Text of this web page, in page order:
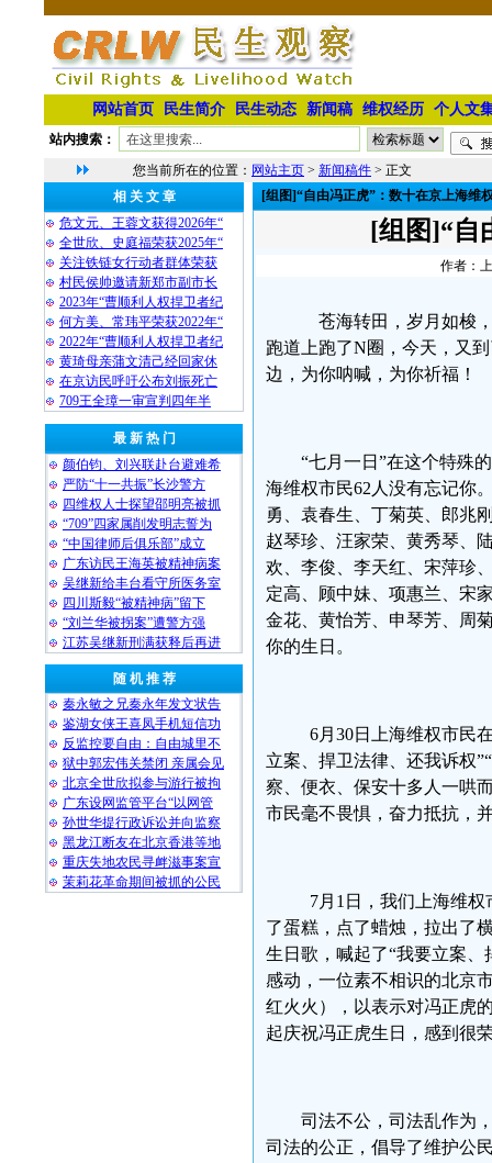
网站首页 民生简介 民生动态 新闻稿 维权经历 个人文
站内搜索：
您当前所在的位置： 网站主页 > 新闻稿件 > 正文
相 关 文 章
危文元、王蓉文获得2026年“
全世欣、史庭福荣获2025年“
关注铁链女行动者群体荣获
村民侯帅邀请新郑市副市长
2023年“曹顺利人权捍卫者纪
何方美、常玮平荣获2022年“
2022年“曹顺利人权捍卫者纪
黄琦母亲蒲文清己经回家休
在京访民呼吁公布刘振死亡
709王全璋一审宣判四年半
最 新 热 门
颜伯钧、刘兴联赴台避难希
严防“十一共振”长沙警方
四维权人士探望邵明亮被抓
“709”四家属削发明志誓为
“中国律师后俱乐部”成立
广东访民王海英被精神病案
吴继新给丰台看守所医务室
四川斯毅“被精神病”留下
“刘兰华被拐案”遭警方强
江苏吴继新刑满获释后再进
随 机 推 荐
秦永敏之兄秦永年发文状告
鉴湖女侠王喜凤手机短信功
反监控要自由：自由城里不
狱中郭宏伟关禁闭 亲属会见
北京全世欣拟参与游行被拘
广东设网监管平台“以网管
孙世华提行政诉讼并向监察
黑龙江断友在北京香港等地
重庆失地农民寻衅滋事案宣
茉莉花革命期间被抓的公民
[组图]“自由冯正虎”：数十在京上海维
[组图]“自
作者：
苍海转田，岁月如梭
跑道上跑了N圈，今天，又
边，为你呐喊，为你祈福！
“七月一日”在这个特殊
海维权市民62人没有忘记你
勇、袁春生、丁菊英、郎兆
赵琴珍、汪家荣、黄秀琴、
欢、李俊、李天红、宋萍珍
定高、顾中妹、项惠兰、宋
金花、黄怡芳、申琴芳、周
你的生日。
6月30日上海维权市民
立案、捍卫法律、还我诉权
察、便衣、保安十多人一哄
市民毫不畏惧，奋力抵抗，
7月1日，我们上海维
了蛋糕，点了蜡烛，拉出了
生日歌，喊起了“我要立案
感动，一位素不相识的北京
红火火），以表示对冯正虎
起庆祝冯正虎生日，感到很
司法不公，司法乱作为
司法的公正，倡导了维护公